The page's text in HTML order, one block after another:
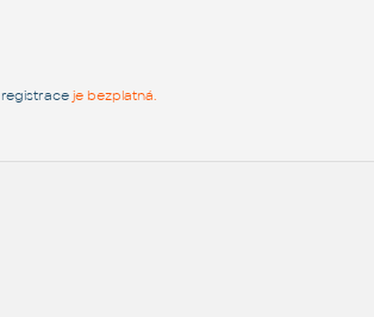
registraceje bezplatná.